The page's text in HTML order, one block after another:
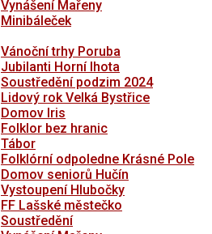
Vynášení Mařeny
Minibáleček
Vánoční trhy Poruba
Jubilanti Horní lhota
Soustředění podzim 2024
Lidový rok Velká Bystřice
Domov Iris
Folklor bez hranic
Tábor
Folklórní odpoledne Krásné Pole
Domov seniorů Hučín
Vystoupení Hlubočky
FF Lašské městečko
Soustředění